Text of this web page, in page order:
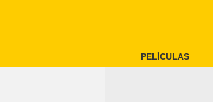
PELÍCULAS